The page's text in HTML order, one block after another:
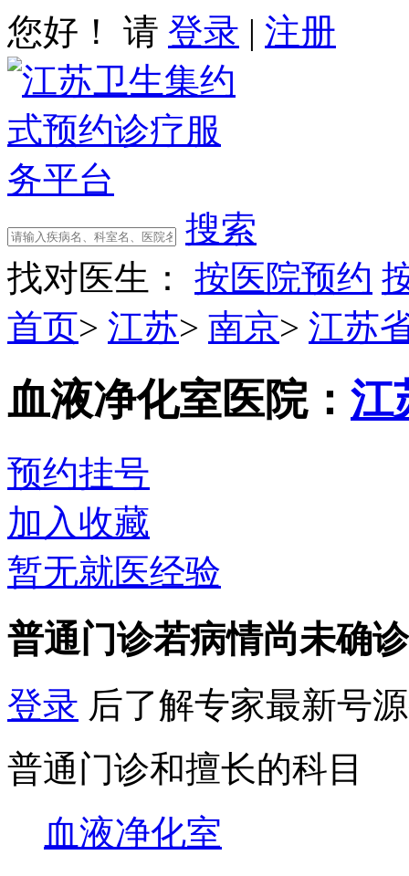
您好！ 请 登录 | 注册
搜索
找对医生：
按医院预约
首页> 江苏> 南京> 江苏
血液净化室医院： 江
预约挂号
加入收藏
暂无就医经验
普通门诊若病情尚未确
登录 后了解专家最新号
普通门诊和擅长的科目
血液净化室